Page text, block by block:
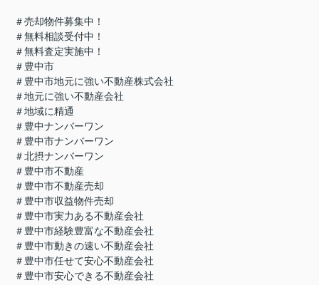
＃売却物件募集中！
＃無料相談受付中！
＃無料査定実施中！
＃豊中市
＃豊中市地元に強い不動産株式会社
＃地元に強い不動産会社
＃地域に精通
＃豊中ナンバーワン
＃豊中市ナンバーワン
＃北摂ナンバーワン
＃豊中市不動産
＃豊中市不動産売却
＃豊中市収益物件売却
＃豊中市実力ある不動産会社
＃豊中市経験豊富な不動産会社
＃豊中市動きの速い不動産会社
＃豊中市任せて安心不動産会社
＃豊中市安心できる不動産会社